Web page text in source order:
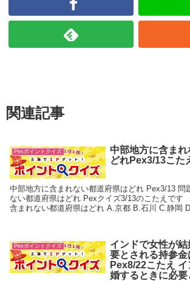
関連記事
Pexポイントクイズ
中部地方に含ま
どれPex3/13こた
中部地方に含まれない都道府県はどれ Pex3/13 問
ない都道府県はどれ Pexクイズ3/13のこたえです
含まれない都道府県はどれ A.京都 B.石川 C.静岡
Pexポイントクイズ
インドで女性が
要とされる持参金
Pex8/22こたえ
婚するときに必